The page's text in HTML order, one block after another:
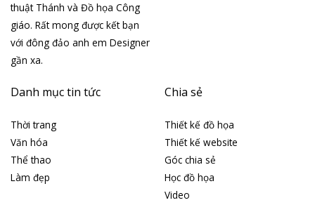
thuật Thánh và Đồ họa Công
giáo. Rất mong được kết bạn
với đông đảo anh em Designer
gần xa.
Danh mục tin tức
Thời trang
Văn hóa
Thể thao
Làm đẹp
Chia sẻ
Thiết kế đồ họa
Thiết kế website
Góc chia sẻ
Học đồ họa
Video